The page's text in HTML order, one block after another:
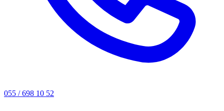
055 / 698 10 52